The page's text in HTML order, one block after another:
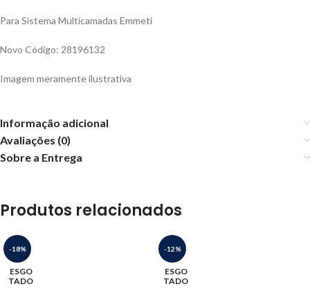
Para Sistema Multicamadas Emmeti
Novo Código: 28196132
Imagem meramente ilustrativa
Informação adicional
Avaliações (0)
Sobre a Entrega
Produtos relacionados
-18%
ESGO
TADO
-12%
ESGO
TADO